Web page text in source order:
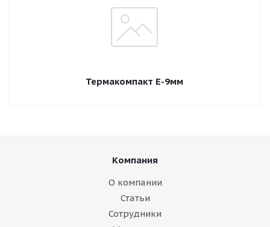
Термакомпакт E-9мм
Компания
О компании
Статьи
Сотрудники